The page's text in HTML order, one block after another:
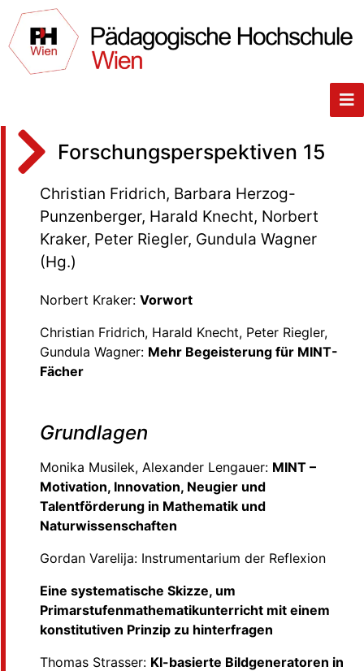
Forschungsperspektiven 15
Christian Fridrich, Barbara Herzog-
Punzenberger, Harald Knecht, Norbert
Kraker, Peter Riegler, Gundula Wagner
(Hg.)
Norbert Kraker: Vorwort
Christian Fridrich, Harald Knecht, Peter Riegler,
Gundula Wagner: Mehr Begeisterung für MINT-
Fächer
Grundlagen
Monika Musilek, Alexander Lengauer: MINT –
Motivation, Innovation, Neugier und
Talentförderung in Mathematik und
Naturwissenschaften
Gordan Varelija: Instrumentarium der Reflexion
Eine systematische Skizze, um
Primarstufenmathematikunterricht mit einem
konstitutiven Prinzip zu hinterfragen
Thomas Strasser: KI-basierte Bildgeneratoren in